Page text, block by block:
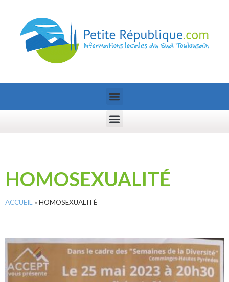
HOMOSEXUALITÉ
ACCUEIL » HOMOSEXUALITÉ